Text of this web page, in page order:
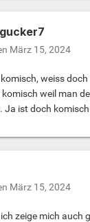
März 15, 2024
weiss
weil man
Ja ist doch
März 15, 2024
zeige mich auch